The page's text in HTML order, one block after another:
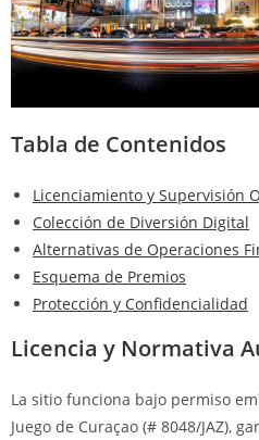
Tabla de Contenidos
Licenciamiento y Supervisión
Colección de Diversión Digital
Alternativas de Operaciones
Esquema de Premios
Protección y Confidencialidad
Licencia y Normativa
La sitio funciona bajo permiso
Juego de Curaçao (# 8048/JAZ),